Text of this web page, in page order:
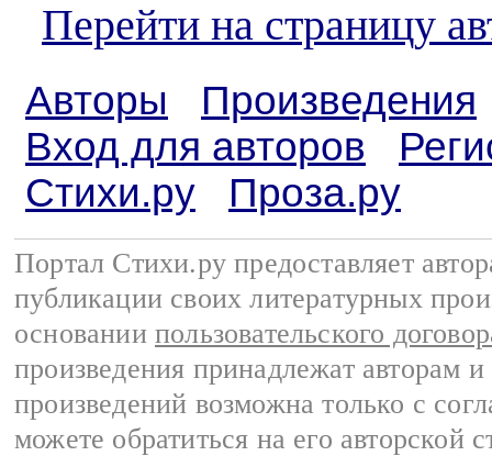
Перейти на страницу
Авторы
Произведения
Вход для авторов
Стихи.ру
Проза.ру
Портал Стихи.ру предоставляет
публикации своих литературных
основании пользовательского
произведения принадлежат авторам
произведений возможна только с
можете обратиться на его авторской